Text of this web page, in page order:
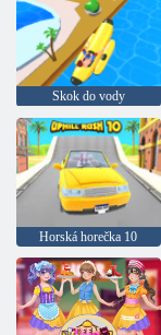
Skok do vody
Horská horečka 10